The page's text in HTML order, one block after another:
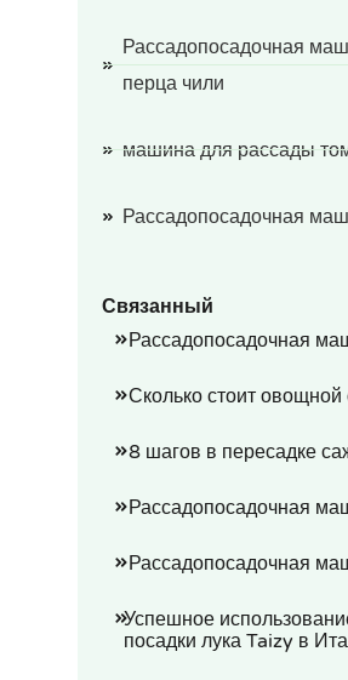
Рассадопосадочная
перца чили
машина для рассады
Рассадопосадочная
Связанный
Рассадопосадочная
Сколько стоит овощной
8 шагов в пересадке
Рассадопосадочная
Рассадопосадочная
Успешное
посадки лука Taizy в